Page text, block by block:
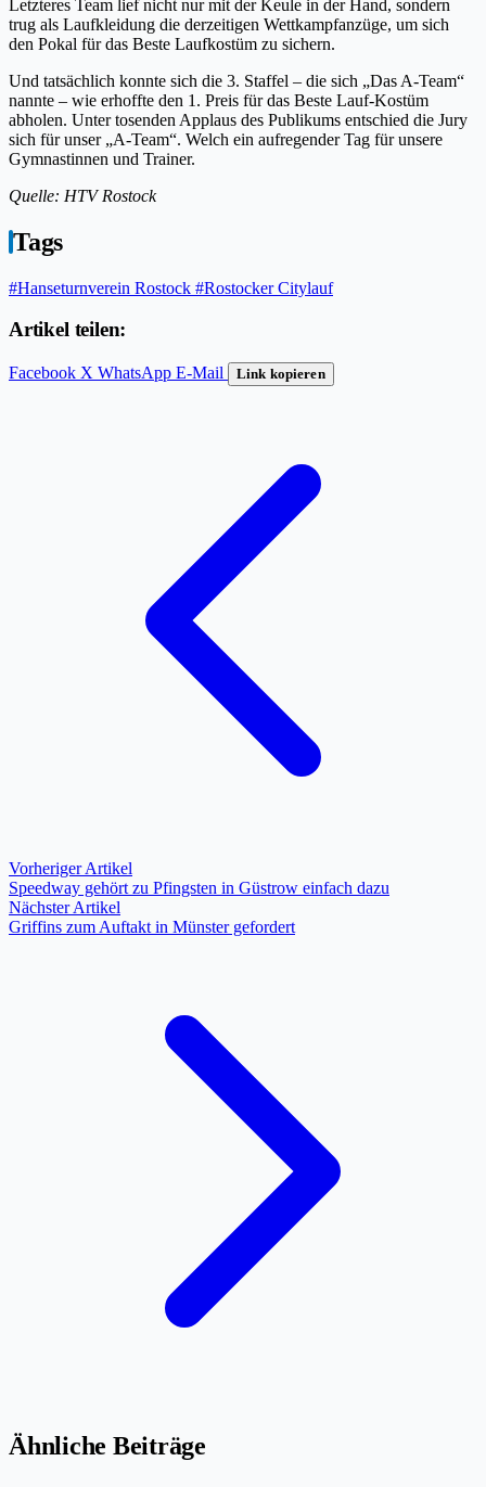
Letzteres Team lief nicht nur mit der Keule in der Hand, sondern
trug als Laufkleidung die derzeitigen Wettkampfanzüge, um sich
den Pokal für das Beste Laufkostüm zu sichern.
Und tatsächlich konnte sich die 3. Staffel – die sich „Das A-Team“
nannte – wie erhoffte den 1. Preis für das Beste Lauf-Kostüm
abholen. Unter tosenden Applaus des Publikums entschied die Jury
sich für unser „A-Team“. Welch ein aufregender Tag für unsere
Gymnastinnen und Trainer.
Quelle: HTV Rostock
Tags
#Hanseturnverein Rostock #Rostocker Citylauf
Artikel teilen:
Facebook X WhatsApp E-Mail Link kopieren
Vorheriger Artikel
Speedway gehört zu Pfingsten in Güstrow einfach dazu
Nächster Artikel
Griffins zum Auftakt in Münster gefordert
Ähnliche Beiträge